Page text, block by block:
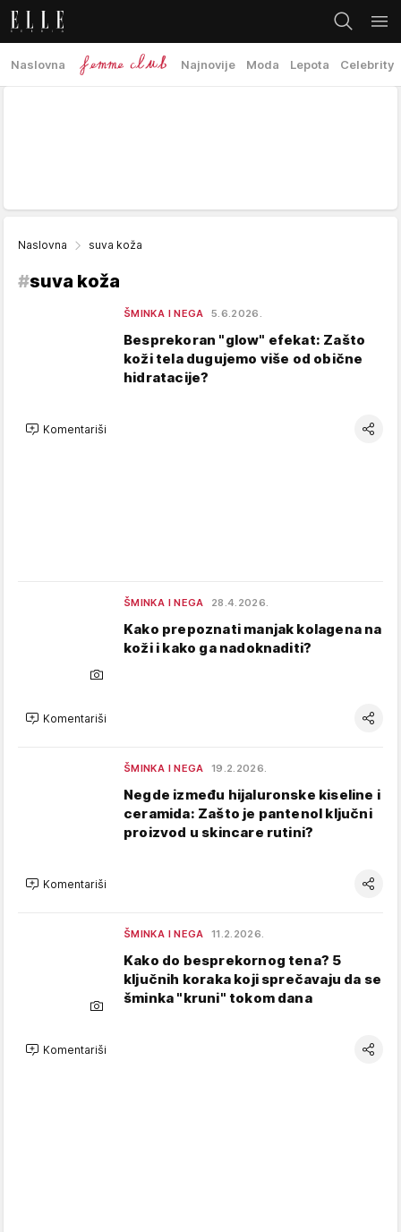
Naslovna Najnovije Moda Lepota Celebrity
Naslovna suva koža
#suva koža
ŠMINKA I NEGA 5.6.2026.
Besprekoran "glow" efekat: Zašto
koži tela dugujemo više od obične
hidratacije?
Komentariši
ŠMINKA I NEGA 28.4.2026.
Kako prepoznati manjak kolagena na
koži i kako ga nadoknaditi?
Komentariši
ŠMINKA I NEGA 19.2.2026.
Negde između hijaluronske kiseline i
ceramida: Zašto je pantenol ključni
proizvod u skincare rutini?
Komentariši
ŠMINKA I NEGA 11.2.2026.
Kako do besprekornog tena? 5
ključnih koraka koji sprečavaju da se
šminka "kruni" tokom dana
Komentariši